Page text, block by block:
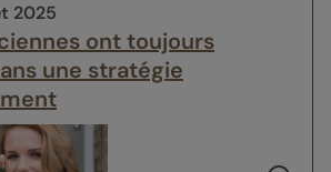
2025
ont toujours
une stratégie